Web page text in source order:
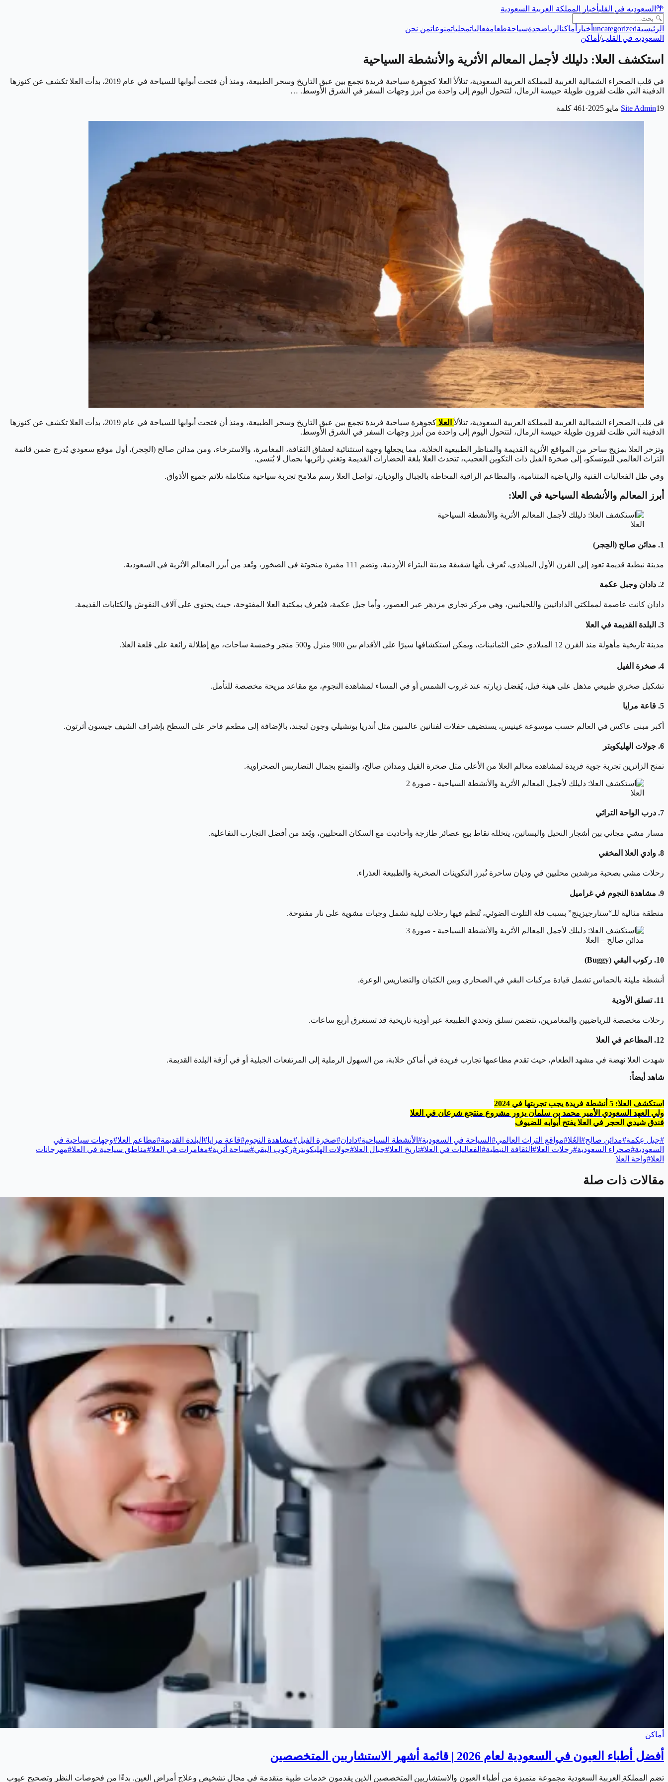
🌴 السعوديه في القلبأخبار المملكة العربية السعودية
الرئيسيةuncategorized أخبار أماكنالرياضجدةسياحةطعامفعالياتمحلياتمنوعاتمن نحن
السعوديه في القلب/ أماكن
استكشف العلا: دليلك لأجمل المعالم الأثرية والأنشطة السياحية
في قلب الصحراء الشمالية الغربية للمملكة العربية السعودية، تتلألأ العلا كجوهرة سياحية فريدة تجمع بين عبق التاريخ وسحر الطبيعة، ومنذ أن فتحت أبوابها للسياحة في عام 2019، بدأت العلا تكشف عن كنوزها
الدفينة التي ظلت لقرون طويلة حبيسة الرمال، لتتحول اليوم إلى واحدة من أبرز وجهات السفر في الشرق الأوسط. …
Site Admin19 مايو 2025 ·
461 كلمة
في قلب الصحراء الشمالية الغربية للمملكة العربية السعودية، تتلألأالعلا
كجوهرة سياحية فريدة تجمع بين عبق التاريخ وسحر الطبيعة، ومنذ أن فتحت أبوابها للسياحة في عام 2019، بدأت العلا تكشف عن كنوزها
الدفينة التي ظلت لقرون طويلة حبيسة الرمال، لتتحول اليوم إلى واحدة من أبرز وجهات السفر في الشرق الأوسط.
وتزخر العلا بمزيج ساحر من المواقع الأثرية القديمة والمناظر الطبيعية الخلابة، مما يجعلها وجهة استثنائية لعشاق الثقافة، المغامرة، والاسترخاء، ومن مدائن صالح (الحِجر)، أول موقع سعودي يُدرج ضمن قائمة
التراث العالمي لليونسكو، إلى صخرة الفيل ذات التكوين العجيب، تتحدث العلا بلغة الحضارات القديمة وتغني زائريها بجمال لا يُنسى.
وفي ظل الفعاليات الفنية والرياضية المتنامية، والمطاعم الراقية المحاطة بالجبال والوديان، تواصل العلا رسم ملامح تجربة سياحية متكاملة تلائم جميع الأذواق.
أبرز المعالم والأنشطة السياحية في العلا:
العلا
1. مدائن صالح (الحِجر)
مدينة نبطية قديمة تعود إلى القرن الأول الميلادي، تُعرف بأنها شقيقة مدينة البتراء الأردنية، وتضم 111 مقبرة منحوتة في الصخور، وتُعد من أبرز المعالم الأثرية في السعودية.
2. دادان وجبل عكمة
دادان كانت عاصمة لمملكتي الدادانيين واللحيانيين، وهي مركز تجاري مزدهر عبر العصور، وأما جبل عكمة، فيُعرف بمكتبة العلا المفتوحة، حيث يحتوي على آلاف النقوش والكتابات القديمة.
3. البلدة القديمة في العلا
مدينة تاريخية مأهولة منذ القرن 12 الميلادي حتى الثمانينات، ويمكن استكشافها سيرًا على الأقدام بين 900 منزل و500 متجر وخمسة ساحات، مع إطلالة رائعة على قلعة العلا.
4. صخرة الفيل
تشكيل صخري طبيعي مذهل على هيئة فيل، يُفضل زيارته عند غروب الشمس أو في المساء لمشاهدة النجوم، مع مقاعد مريحة مخصصة للتأمل.
5. قاعة مرايا
أكبر مبنى عاكس في العالم حسب موسوعة غينيس، يستضيف حفلات لفنانين عالميين مثل أندريا بوتشيلي وجون ليجند، بالإضافة إلى مطعم فاخر على السطح بإشراف الشيف جيسون أثرتون.
6. جولات الهليكوبتر
تمنح الزائرين تجربة جوية فريدة لمشاهدة معالم العلا من الأعلى مثل صخرة الفيل ومدائن صالح، والتمتع بجمال التضاريس الصحراوية.
العلا
7. درب الواحة التراثي
مسار مشي مجاني بين أشجار النخيل والبساتين، يتخلله نقاط بيع عصائر طازجة وأحاديث مع السكان المحليين، ويُعد من أفضل التجارب التفاعلية.
8. وادي العلا المخفي
رحلات مشي بصحبة مرشدين محليين في وديان ساحرة تُبرز التكوينات الصخرية والطبيعة العذراء.
9. مشاهدة النجوم في غراميل
منطقة مثالية للـ“ستارجيزينج” بسبب قلة التلوث الضوئي، تُنظم فيها رحلات ليلية تشمل وجبات مشوية على نار مفتوحة.
مدائن صالح – العلا
10. ركوب البقي (Buggy)
أنشطة مليئة بالحماس تشمل قيادة مركبات البقي في الصحاري وبين الكثبان والتضاريس الوعرة.
11. تسلق الأودية
رحلات مخصصة للرياضيين والمغامرين، تتضمن تسلق وتحدي الطبيعة عبر أودية تاريخية قد تستغرق أربع ساعات.
12. المطاعم في العلا
شهدت العلا نهضة في مشهد الطعام، حيث تقدم مطاعمها تجارب فريدة في أماكن خلابة، من السهول الرملية إلى المرتفعات الجبلية أو في أزقة البلدة القديمة.
شاهد أيضاً:
استكشف العلا: 5 أنشطة فريدة يجب تجربتها في 2024
ولي العهد السعودي الأمير محمد بن سلمان يزور مشروع منتجع شرعان في العلا
فندق شيدي الحجر في العلا يفتح أبوابه للضيوف
#جبل عِكمة#مدائن صالح# العُلا#مواقع التراث العالمي# السياحة في السعودية# الأنشطة السياحية#دادان#صخرة الفيل#مشاهدة النجوم#قاعة مرايا# البلدة القديمة#مطاعم العلا#وجهات سياحية في
السعودية#صحراء السعودية#رحلات العلا# الثقافة النبطية# الفعاليات في العلا#تاريخ العلا#جبال العلا#جولات الهليكوبتر #ركوب البقي#سياحة أثرية#مغامرات في العلا#مناطق سياحية في العلا#مهرجانات
العلا#واحة العلا
مقالات ذات صلة
أماكن
أفضل أطباء العيون في السعودية لعام 2026 | قائمة أشهر الاستشاريين المتخصصين
تضم المملكة العربية السعودية مجموعة متميزة من أطباء العيون والاستشاريين المتخصصين الذين يقدمون خدمات طبية متقدمة في مجال تشخيص وعلاج أمراض العين. بدءًا من فحوصات النظر وتصحيح عيوب